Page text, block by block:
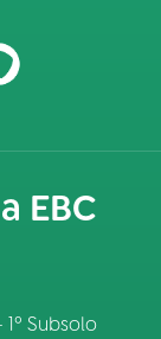
EBC
Subsolo